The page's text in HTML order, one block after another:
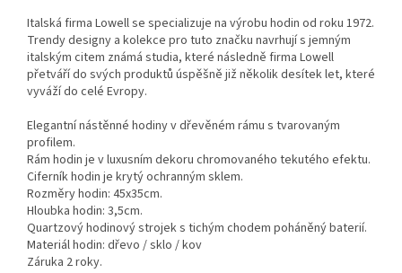
Italská firma Lowell se specializuje na výrobu hodin od roku 1972.
Trendy designy a kolekce pro tuto značku navrhují s jemným
italským citem známá studia, které následně firma Lowell
přetváří do svých produktů úspěšně již několik desítek let, které
vyváží do celé Evropy.
Elegantní nástěnné hodiny v dřevěném rámu s tvarovaným
profilem.
Rám hodin je v luxusním dekoru chromovaného tekutého efektu.
Ciferník hodin je krytý ochranným sklem.
Rozměry hodin: 45x35cm.
Hloubka hodin: 3,5cm.
Quartzový hodinový strojek s tichým chodem poháněný baterií.
Materiál hodin: dřevo / sklo / kov
Záruka 2 roky.